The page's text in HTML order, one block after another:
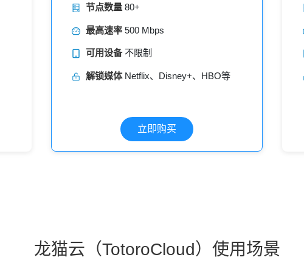
节点数量 80+
最高速率 500 Mbps
可用设备不限制
解锁媒体Netflix、Disney+、HBO等
立即购买
龙猫云（TotoroCloud）使用场景